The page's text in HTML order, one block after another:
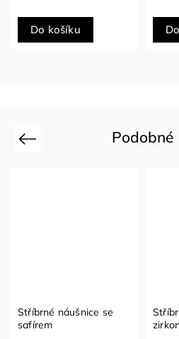
Do košíku
Podobné
Previous
Stříbrné náušnice se
safírem